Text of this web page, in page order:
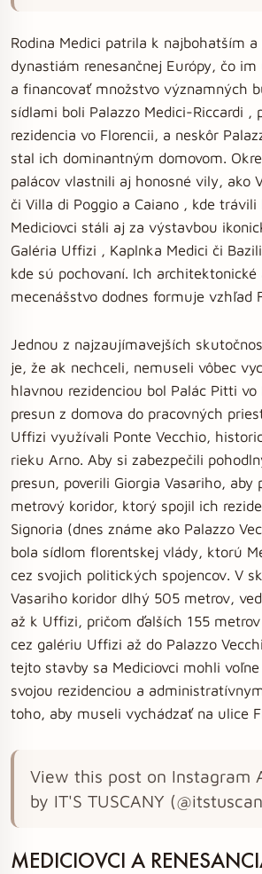
Rodina Medici patrila k najbohatším
dynastiám renesančnej Európy, čo
a financovať množstvo významných
sídlami boli Palazzo Medici-Riccardi ,
rezidencia vo Florencii, a neskôr
stal ich dominantným domovom.
palácov vlastnili aj honosné vily, ako
či Villa di Poggio a Caiano , kde trávili
Mediciovci stáli aj za výstavbou
Galéria Uffizi , Kaplnka Medici či
kde sú pochovaní. Ich architektonické
mecenášstvo dodnes formuje vzhľad
Jednou z najzaujímavejších
je, že ak nechceli, nemuseli vôbec
hlavnou rezidenciou bol Palác Pitti vo
presun z domova do pracovných
Uffizi využívali Ponte Vecchio,
rieku Arno. Aby si zabezpečili
presun, poverili Giorgia Vasariho,
metrový koridor, ktorý spojil ich
Signoria (dnes známe ako Palazzo
bola sídlom florentskej vlády, ktorú
cez svojich politických spojencov. V
Vasariho koridor dlhý 505 metrov,
až k Uffizi, pričom ďalších 155
cez galériu Uffizi až do Palazzo
tejto stavby sa Mediciovci mohli
svojou rezidenciou a
toho, aby museli vychádzať na ulice
View this post on Instagram
by IT'S TUSCANY
MEDICIOVCI A